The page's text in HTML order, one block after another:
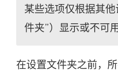
某些选项仅根据其
件夹”）显示或不可用
在设置文件夹之前，